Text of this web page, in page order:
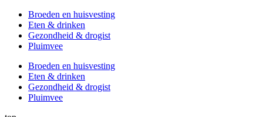
Broeden en huisvesting
Eten & drinken
Gezondheid & drogist
Pluimvee
Broeden en huisvesting
Eten & drinken
Gezondheid & drogist
Pluimvee